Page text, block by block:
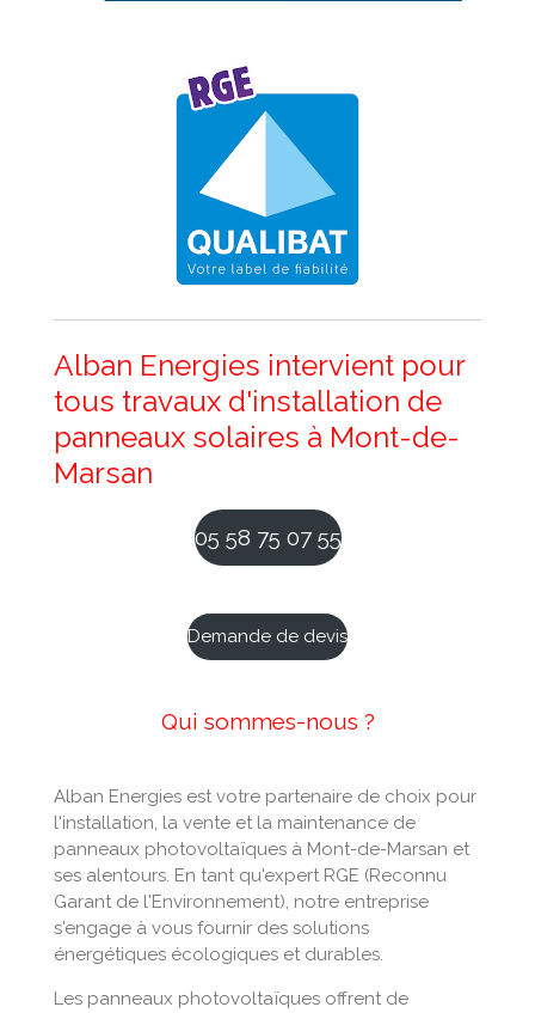
Alban Energies intervient pour
tous travaux d'installation de
panneaux solaires à Mont-de-
Marsan
05 58 75 07 55
Demande de devis
Qui sommes-nous ?
Alban Energies est votre partenaire de choix pour
l'installation, la vente et la maintenance de
panneaux photovoltaïques à Mont-de-Marsan et
ses alentours. En tant qu'expert RGE (Reconnu
Garant de l'Environnement), notre entreprise
s'engage à vous fournir des solutions
énergétiques écologiques et durables.
Les panneaux photovoltaïques offrent de